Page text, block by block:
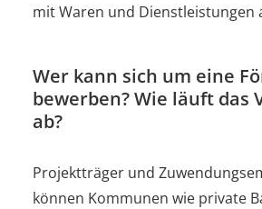
mit Waren und Dienstleistungen
Wer kann sich um eine
bewerben? Wie läuft das
ab?
Projektträger und
können Kommunen wie private